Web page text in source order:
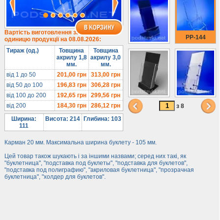
1/3 формату А4
Комбіновані
Навісні кишені
Менюхолдери
Під мобільні
Під біжутерію
Гірки та подіуми
Під косметику
Під солодке
Для хот-догів
Лототрони
Ящики з акрилу
Цінники
Засоби захисту
Вартість виготовлення за
одиницю продукції на 08.08.2026:
Тираж (од.)
Товщина
акрилу 1,8
мм.
Товщина
акрилу 3,0
мм.
від 1 до 50
201,00грн 313,00 грн
від 50 до 100
196,83грн 306,28 грн
від 100 до 200
192,65грн 299,56 грн
від 200
184,30грн 286,12 грн
Ширина:
111
Висота: 214 Глибина: 103
Карман 20 мм. Максимальна ширина буклету - 105 мм.
Цей товар також шукають і за іншими назвами; серед них такі, як
"буклетница", "подставка под буклеты", "подставка для буклетов",
"подставка под полиграфию", "акриловая буклетница", "прозрачная
буклетница", "холдер для буклетов".
PP-144
з 8